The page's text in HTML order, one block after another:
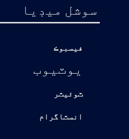
سوشل ميڊيا
فيسبوڪ
يوٽيوب
ٽوئيٽر
انسٽاگرام